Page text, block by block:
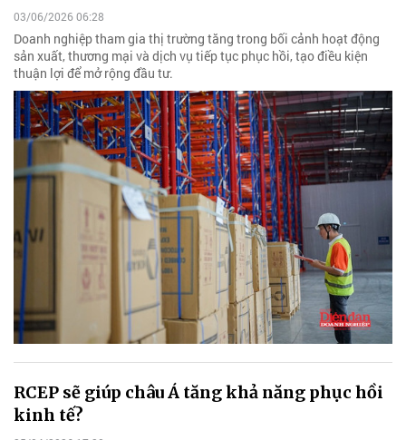
03/06/2026 06:28
Doanh nghiệp tham gia thị trường tăng trong bối cảnh hoạt động
sản xuất, thương mại và dịch vụ tiếp tục phục hồi, tạo điều kiện
thuận lợi để mở rộng đầu tư.
RCEP sẽ giúp châu Á tăng khả năng phục hồi
kinh tế?